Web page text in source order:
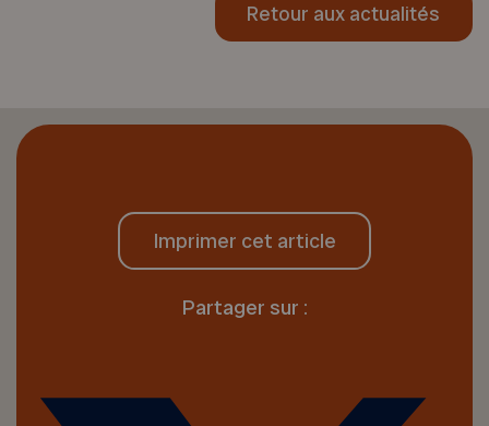
Retour aux actualités
Imprimer cet article
Partager sur :